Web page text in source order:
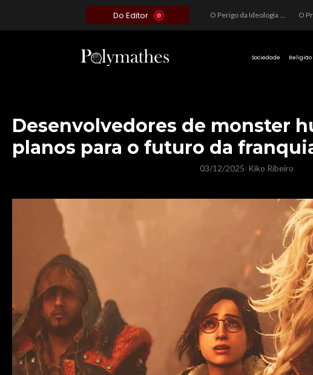
Do Editor O Perigo da Ideologia Desenfreada na Justiça: Quando a Pauta Política Substitui a Pena Criminal
Sociedade Religião
Desenvolvedores de monster
planos para o futuro da
03/12/2025/ Kiko Ribeiro